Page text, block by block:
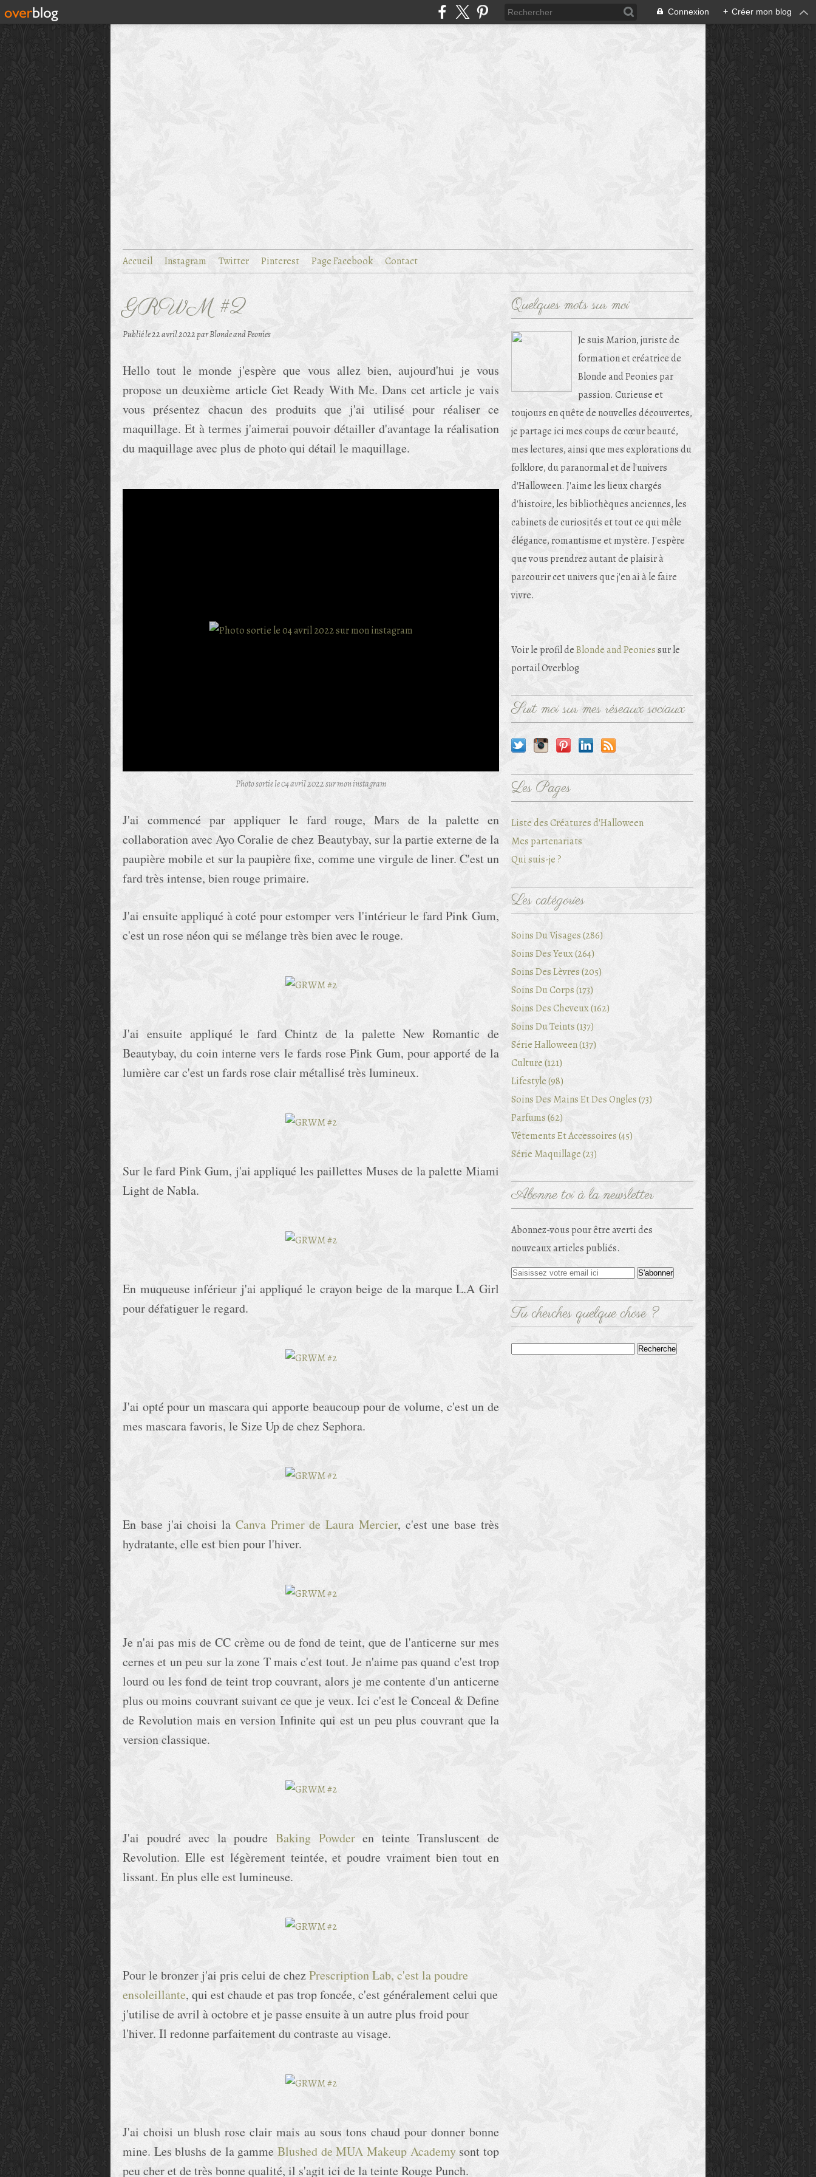
Connexion + Créer mon blog
Accueil Instagram Twitter Pinterest Page Facebook Contact
GRWM #2
Publié le22 avril 2022par Blonde and Peonies
Hello tout le monde j'espère que vous allez bien, aujourd'hui je vous
propose un deuxième article Get Ready With Me. Dans cet article je vais
vous présentez chacun des produits que j'ai utilisé pour réaliser ce
maquillage. Et à termes j'aimerai pouvoir détailler d'avantage la réalisation
du maquillage avec plus de photo qui détail le maquillage.
Photo sortie le 04 avril 2022 sur mon instagram
J'ai commencé par appliquer le fard rouge, Mars de la palette en
collaboration avec Ayo Coralie de chez Beautybay, sur la partie externe de la
paupière mobile et sur la paupière fixe, comme une virgule de liner. C'est un
fard très intense, bien rouge primaire.
J'ai ensuite appliqué à coté pour estomper vers l'intérieur le fard Pink Gum,
c'est un rose néon qui se mélange très bien avec le rouge.
J'ai ensuite appliqué le fard Chintz de la palette New Romantic de
Beautybay, du coin interne vers le fards rose Pink Gum, pour apporté de la
lumière car c'est un fards rose clair métallisé très lumineux.
Sur le fard Pink Gum, j'ai appliqué les paillettes Muses de la palette Miami
Light de Nabla.
En muqueuse inférieur j'ai appliqué le crayon beige de la marque L.A Girl
pour défatiguer le regard.
J'ai opté pour un mascara qui apporte beaucoup pour de volume, c'est un de
mes mascara favoris, le Size Up de chez Sephora.
En base j'ai choisi la Canva Primer de Laura Mercier, c'est une base très
hydratante, elle est bien pour l'hiver.
Je n'ai pas mis de CC crème ou de fond de teint, que de l'anticerne sur mes
cernes et un peu sur la zone T mais c'est tout. Je n'aime pas quand c'est trop
lourd ou les fond de teint trop couvrant, alors je me contente d'un anticerne
plus ou moins couvrant suivant ce que je veux. Ici c'est le Conceal & Define
de Revolution mais en version Infinite qui est un peu plus couvrant que la
version classique.
J'ai poudré avec la poudre Baking Powderen teinte Transluscent de
Revolution. Elle est légèrement teintée, et poudre vraiment bien tout en
lissant. En plus elle est lumineuse.
Pour le bronzer j'ai pris celui de chezPrescription Lab, c'est la poudre
ensoleillante, qui est chaude et pas trop foncée, c'est généralement celui que
j'utilise de avril à octobre et je passe ensuite à un autre plus froid pour
l'hiver. Il redonne parfaitement du contraste au visage.
J'ai choisi un blush rose clair mais au sous tons chaud pour donner bonne
mine. Les blushs de la gamme Blushed de MUA Makeup Academysont top
peu cher et de très bonne qualité, il s'agit ici de la teinte Rouge Punch.
Quelques mots sur moi
Je suis Marion, juriste de
formation et créatrice de
Blonde and Peonies par
passion. Curieuse et
toujours en quête de nouvelles découvertes,
je partage ici mes coups de cœur beauté,
mes lectures, ainsi que mes explorations du
folklore, du paranormal et de l'univers
d'Halloween. J'aime les lieux chargés
d'histoire, les bibliothèques anciennes, les
cabinets de curiosités et tout ce qui mêle
élégance, romantisme et mystère. J'espère
que vous prendrez autant de plaisir à
parcourir cet univers que j'en ai à le faire
vivre.
Voir le profil deBlonde and Peoniessur le
portail Overblog
Suit moi sur mes réseaux sociaux
Les Pages
Liste des Créatures d'Halloween
Mes partenariats
Qui suis-je ?
Les catégories
Soins Du Visages (286)
Soins Des Yeux (264)
Soins Des Lèvres (205)
Soins Du Corps (173)
Soins Des Cheveux (162)
Soins Du Teints (137)
Série Halloween (137)
Culture (121)
Lifestyle (98)
Soins Des Mains Et Des Ongles (73)
Parfums (62)
Vêtements Et Accessoires (45)
Série Maquillage (23)
Abonne toi à la newsletter
Abonnez-vous pour être averti des
nouveaux articles publiés.
Tu cherches quelque chose ?